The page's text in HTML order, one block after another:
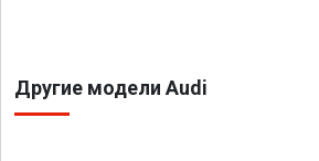
Другие модели Audi